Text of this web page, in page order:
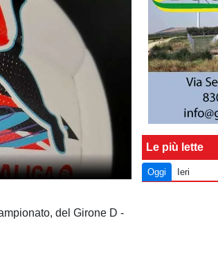
del Girone D -
Le più lette
Oggi Ieri